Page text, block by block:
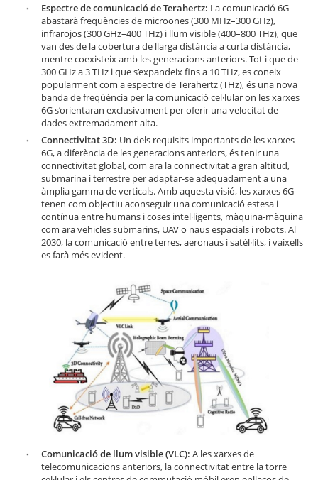
Espectre de comunicació de Terahertz: La comunicació 6G
abastarà freqüències de microones (300 MHz–300 GHz),
infrarojos (300 GHz–400 THz) i llum visible (400–800 THz), que
van des de la cobertura de llarga distància a curta distància,
mentre coexisteix amb les generacions anteriors. Tot i que de
300 GHz a 3 THz i que s’expandeix fins a 10 THz, es coneix
popularment com a espectre de Terahertz (THz), és una nova
banda de freqüència per la comunicació cel·lular on les xarxes
6G s’orientaran exclusivament per oferir una velocitat de
dades extremadament alta.
Connectivitat 3D: Un dels requisits importants de les xarxes
6G, a diferència de les generacions anteriors, és tenir una
connectivitat global, com ara la connectivitat a gran altitud,
submarina i terrestre per adaptar-se adequadament a una
àmplia gamma de verticals. Amb aquesta visió, les xarxes 6G
tenen com objectiu aconseguir una comunicació estesa i
contínua entre humans i coses intel·ligents, màquina-màquina
com ara vehicles submarins, UAV o naus espacials i robots. Al
2030, la comunicació entre terres, aeronaus i satèl·lits, i vaixells
es farà més evident.
Comunicació de llum visible (VLC): A les xarxes de
telecomunicacions anteriors, la connectivitat entre la torre